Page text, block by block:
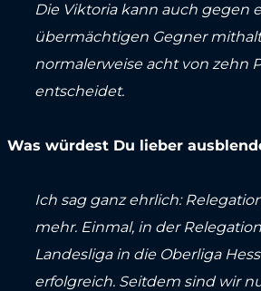
Die Viktoria kann auch gegen
übermächtigen Gegner
normalerweise acht von zehn
entscheidet.
Was würdest Du lieber
Ich sag ganz ehrlich:
mehr. Einmal, in der
Landesliga in die Oberliga
erfolgreich. Seitdem sind wir